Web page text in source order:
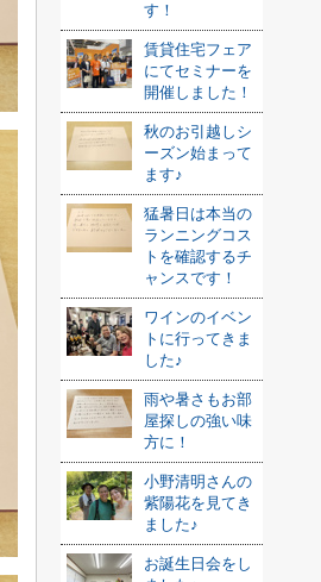
す！
賃貸住宅フェア
にてセミナーを
開催しました！
秋のお引越しシ
ーズン始まって
ます♪
猛暑日は本当の
ランニングコス
トを確認するチ
ャンスです！
ワインのイベン
トに行ってきま
した♪
雨や暑さもお部
屋探しの強い味
方に！
小野清明さんの
紫陽花を見てき
ました♪
お誕生日会をし